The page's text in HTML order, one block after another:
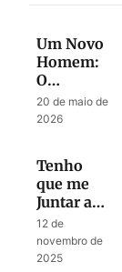
Um Novo
Homem:
O
Mistério
do
20 de maio de
2026
Tenho
que me
Juntar a
uma
12 de
novembro de
2025